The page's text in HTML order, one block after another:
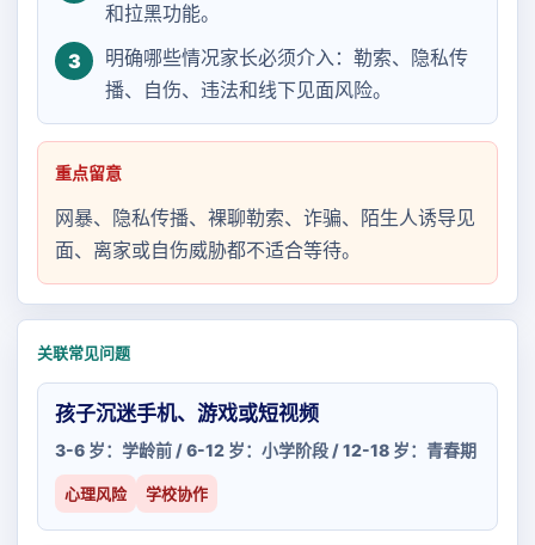
和拉黑功能。
3
明确哪些情况家长必须介入：勒索、隐私传
播、自伤、违法和线下见面风险。
重点留意
网暴、隐私传播、裸聊勒索、诈骗、陌生人诱导见
面、离家或自伤威胁都不适合等待。
关联常见问题
孩子沉迷手机、游戏或短视频
3-6 岁：学龄前 / 6-12 岁：小学阶段 / 12-18 岁：青春期
心理风险 学校协作